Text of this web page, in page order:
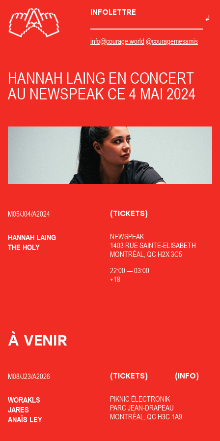
INFOLETTRE
info@courage.world @couragemesamis
HANNAH LAING EN CONCERT
AU NEWSPEAK CE 4 MAI 2024
M05/J04/A2024
HANNAH LAING
THE HOLY
NEWSPEAK
1403 RUE SAINTE-ELISABETH
MONTRÉAL, QC H2X 3C5
22:00—03:00
+18
(TICKETS)
À VENIR
M08/J23/A2026
WORAKLS
JARES
ANAÏS LEY
PIKNIC ÉLECTRONIK
PARC JEAN-DRAPEAU
MONTRÉAL, QC H3C 1A9
(TICKETS) (INFO)